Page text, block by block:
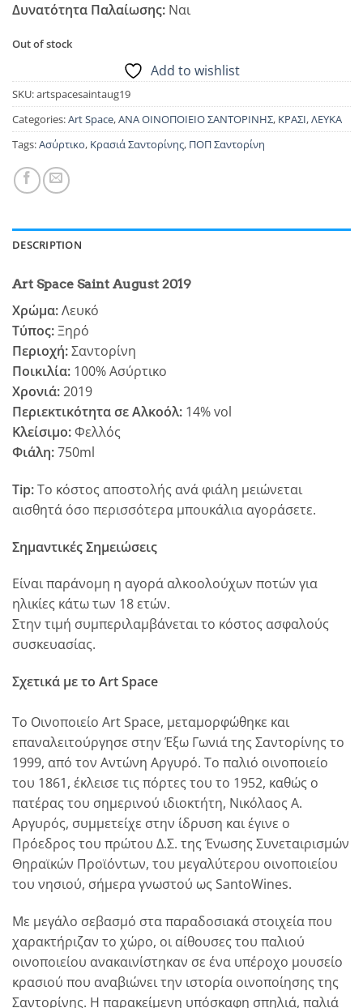
Δυνατότητα Παλαίωσης: Ναι
Out of stock
Add to wishlist
SKU:artspacesaintaug19
Categories:Art Space,ΑΝΑ ΟΙΝΟΠΟΙΕΙΟ ΣΑΝΤΟΡΙΝΗΣ, ΚΡΑΣΙ,ΛΕΥΚΑ
Tags:Ασύρτικο, Κρασιά Σαντορίνης, ΠΟΠ Σαντορίνη
DESCRIPTION
Art Space Saint August 2019
Χρώμα:Λευκό
Τύπος:Ξηρό
Περιοχή:Σαντορίνη
Ποικιλία: 100% Ασύρτικο
Χρονιά:2019
Περιεκτικότητα σε Αλκοόλ: 14% vol
Κλείσιμο:Φελλός
Φιάλη:750ml
Tip:Το κόστος αποστολής ανά φιάλη μειώνεται
αισθητά όσο περισσότερα μπουκάλια αγοράσετε.
Σημαντικές Σημειώσεις
Είναι παράνομη η αγορά αλκοολούχων ποτών για
ηλικίες κάτω των 18 ετών.
Στην τιμή συμπεριλαμβάνεται το κόστος ασφαλούς
συσκευασίας.
Σχετικά με το Art Space
To Οινοποιείο Art Space, μεταμορφώθηκε και
επαναλειτούργησε στην Έξω Γωνιά της Σαντορίνης το
1999, από τον Αντώνη Αργυρό. Το παλιό οινοποιείο
του 1861, έκλεισε τις πόρτες του το 1952, καθώς ο
πατέρας του σημερινού ιδιοκτήτη, Νικόλαος Α.
Αργυρός, συμμετείχε στην ίδρυση και έγινε ο
Πρόεδρος του πρώτου Δ.Σ. της Ένωσης Συνεταιρισμών
Θηραϊκών Προϊόντων, του μεγαλύτερου οινοποιείου
του νησιού, σήμερα γνωστού ως SantoWines.
Με μεγάλο σεβασμό στα παραδοσιακά στοιχεία που
χαρακτήριζαν το χώρο, οι αίθουσες του παλιού
οινοποιείου ανακαινίστηκαν σε ένα υπέροχο μουσείο
κρασιού που αναβιώνει την ιστορία οινοποίησης της
Σαντορίνης. Η παρακείμενη υπόσκαφη σπηλιά, παλιά